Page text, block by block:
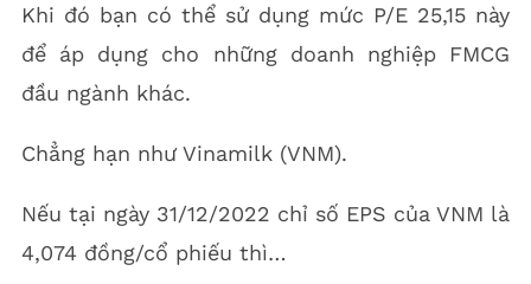
Khi đó bạn có thể sử dụng mức P/E 25,15 này
để áp dụng cho những doanh nghiệp FMCG
đầu ngành khác.
Chẳng hạn như Vinamilk (VNM).
Nếu tại ngày 31/12/2022 chỉ số EPS của VNM là
4,074 đồng/cổ phiếu thì…